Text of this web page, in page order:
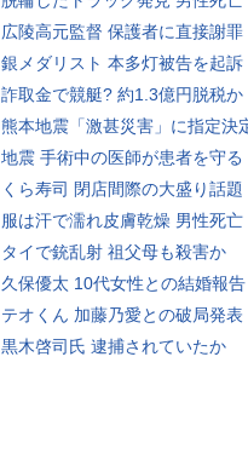
広陵高元監督 保護者に直接謝罪
銀メダリスト 本多灯被告を起訴
詐取金で競艇? 約1.3億円脱税か
熊本地震「激甚災害」に指定決
地震 手術中の医師が患者を守る
くら寿司 閉店間際の大盛り話題
服は汗で濡れ皮膚乾燥 男性死亡
タイで銃乱射 祖父母も殺害か
久保優太 10代女性との結婚報告
テオくん 加藤乃愛との破局発表
黒木啓司氏 逮捕されていたか